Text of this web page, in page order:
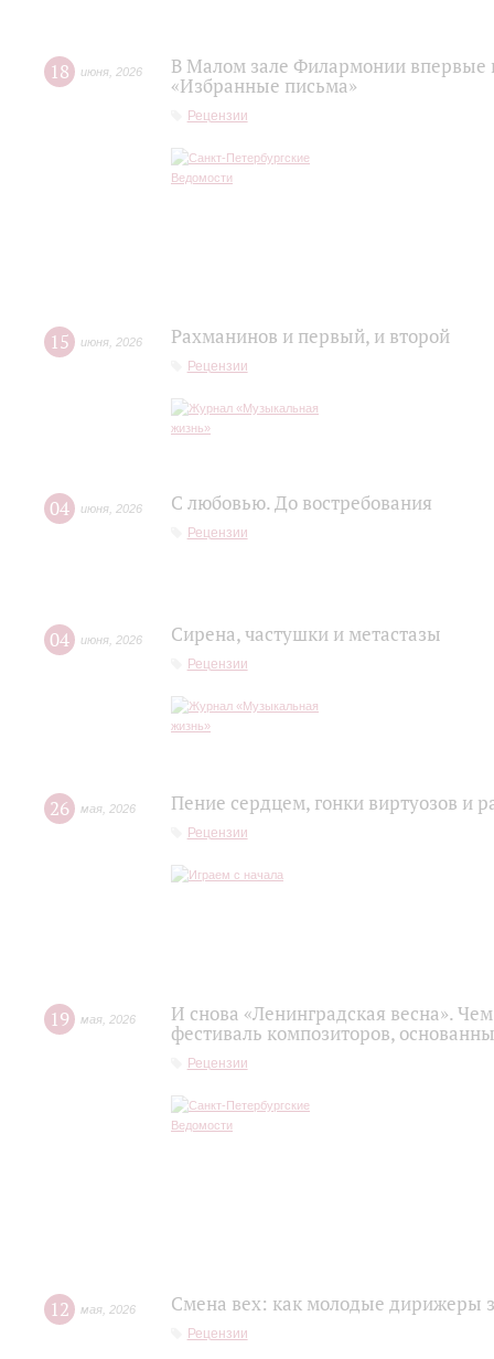
18 июня 2026
В Малом зале Филармонии впервые
«Избранные письма»
Рецензии
15 июня 2026 Рахманинов и первый, и второй
Рецензии
04 июня 2026 С любовью. До востребования
Рецензии
04 июня 2026 Сирена, частушки и метастазы
Рецензии
26 мая 2026 Пение сердцем, гонки виртуозов и
Рецензии
19 мая 2026
И снова «Ленинградская весна».
фестиваль композиторов,
Рецензии
12 мая 2026 Смена вех: как молодые дирижеры
Рецензии